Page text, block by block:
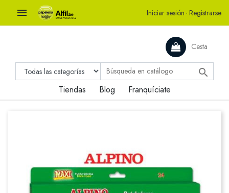
 Iniciar sesión · Registrarse
Cesta

Tiendas Blog Franquíciate